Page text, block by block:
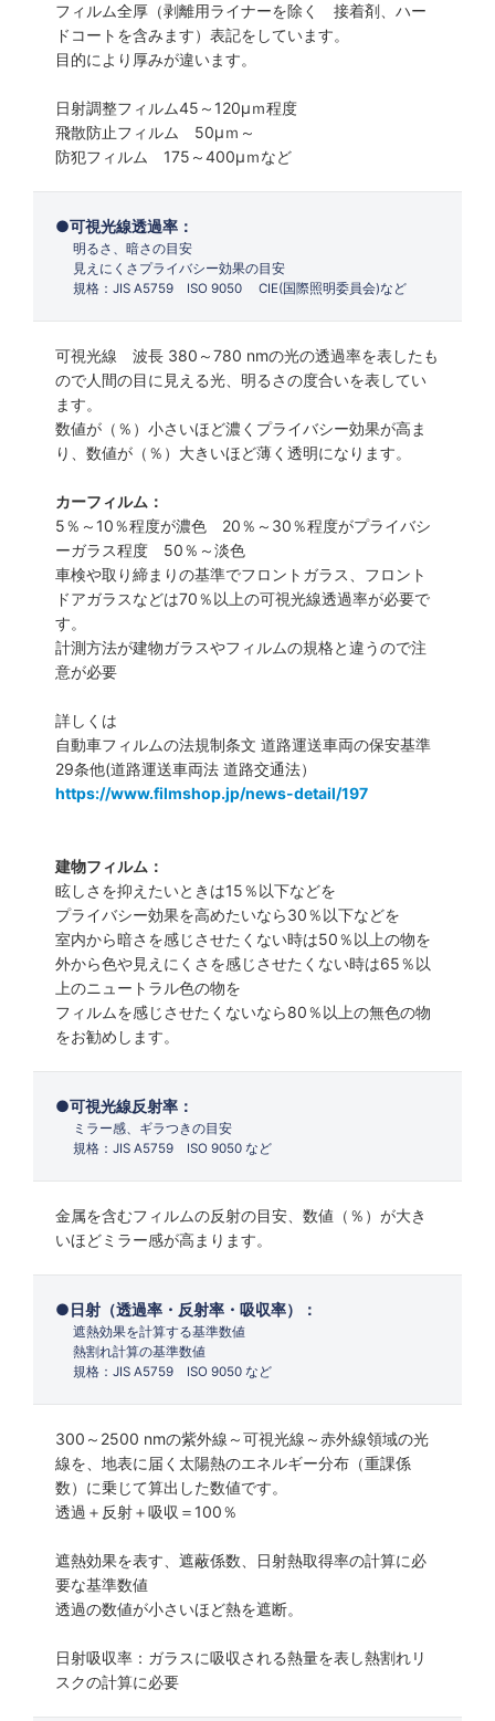
フィルム全厚（剥離用ライナーを除く 接着剤、ハー
ドコートを含みます）表記をしています。
目的により厚みが違います。
日射調整フィルム45～120µｍ程度
飛散防止フィルム 50µｍ～
防犯フィルム 175～400µｍなど
可視光線透過率：
明るさ、暗さの目安
見えにくさプライバシー効果の目安
規格：JIS A5759 ISO 9050 CIE(国際照明委員会)など
可視光線 波長 380～780 nmの光の透過率を表したも
ので人間の目に見える光、明るさの度合いを表してい
ます。
数値が（％）小さいほど濃くプライバシー効果が高ま
り、数値が（％）大きいほど薄く透明になります。
カーフィルム：
5％～10％程度が濃色 20％～30％程度がプライバシ
ーガラス程度 50％～淡色
車検や取り締まりの基準でフロントガラス、フロント
ドアガラスなどは70％以上の可視光線透過率が必要で
す。
計測方法が建物ガラスやフィルムの規格と違うので注
意が必要
詳しくは
自動車フィルムの法規制条文 道路運送車両の保安基準
29条他(道路運送車両法 道路交通法）
https://www.filmshop.jp/news-detail/197
建物フィルム：
眩しさを抑えたいときは15％以下などを
プライバシー効果を高めたいなら30％以下などを
室内から暗さを感じさせたくない時は50％以上の物を
外から色や見えにくさを感じさせたくない時は65％以
上のニュートラル色の物を
フィルムを感じさせたくないなら80％以上の無色の物
をお勧めします。
可視光線反射率：
ミラー感、ギラつきの目安
規格：JIS A5759 ISO 9050 など
金属を含むフィルムの反射の目安、数値（％）が大き
いほどミラー感が高まります。
日射（透過率・反射率・吸収率）：
遮熱効果を計算する基準数値
熱割れ計算の基準数値
規格：JIS A5759 ISO 9050 など
300～2500 nmの紫外線～可視光線～赤外線領域の光
線を、地表に届く太陽熱のエネルギー分布（重課係
数）に乗じて算出した数値です。
透過＋反射＋吸収＝100％
遮熱効果を表す、遮蔽係数、日射熱取得率の計算に必
要な基準数値
透過の数値が小さいほど熱を遮断。
日射吸収率：ガラスに吸収される熱量を表し熱割れリ
スクの計算に必要